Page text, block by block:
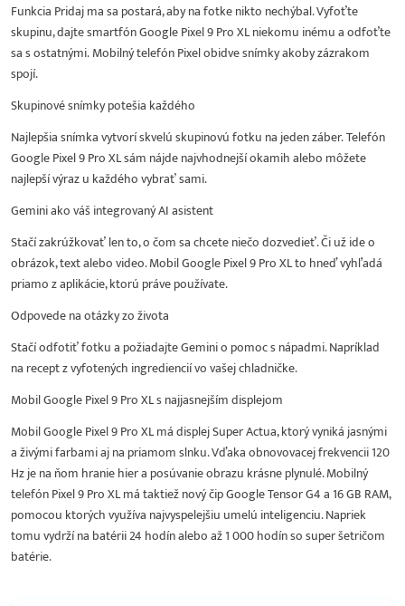
Funkcia Pridaj ma sa postará, aby na fotke nikto nechýbal. Vyfoťte
skupinu, dajte smartfón Google Pixel 9 Pro XL niekomu inému a odfoťte
sa s ostatnými. Mobilný telefón Pixel obidve snímky akoby zázrakom
spojí.
Skupinové snímky potešia každého
Najlepšia snímka vytvorí skvelú skupinovú fotku na jeden záber. Telefón
Google Pixel 9 Pro XL sám nájde najvhodnejší okamih alebo môžete
najlepší výraz u každého vybrať sami.
Gemini ako váš integrovaný AI asistent
Stačí zakrúžkovať len to, o čom sa chcete niečo dozvedieť. Či už ide o
obrázok, text alebo video. Mobil Google Pixel 9 Pro XL to hneď vyhľadá
priamo z aplikácie, ktorú práve používate.
Odpovede na otázky zo života
Stačí odfotiť fotku a požiadajte Gemini o pomoc s nápadmi. Napríklad
na recept z vyfotených ingrediencií vo vašej chladničke.
Mobil Google Pixel 9 Pro XL s najjasnejším displejom
Mobil Google Pixel 9 Pro XL má displej Super Actua, ktorý vyniká jasnými
a živými farbami aj na priamom slnku. Vďaka obnovovacej frekvencii 120
Hz je na ňom hranie hier a posúvanie obrazu krásne plynulé. Mobilný
telefón Pixel 9 Pro XL má taktiež nový čip Google Tensor G4 a 16 GB RAM,
pomocou ktorých využíva najvyspelejšiu umelú inteligenciu. Napriek
tomu vydrží na batérii 24 hodín alebo až 1 000 hodín so super šetričom
batérie.